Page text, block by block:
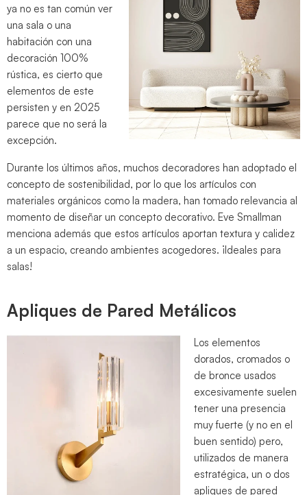
ya no es tan común ver
una sala o una
habitación con una
decoración 100%
rústica, es cierto que
elementos de este
persisten y en 2025
parece que no será la
excepción.
Durante los últimos años, muchos decoradores han adoptado el
concepto de sostenibilidad, por lo que los artículos con
materiales orgánicos como la madera, han tomado relevancia al
momento de diseñar un concepto decorativo. Eve Smallman
menciona además que estos artículos aportan textura y calidez
a un espacio, creando ambientes acogedores. ¡Ideales para
salas!
Apliques de Pared Metálicos
Los elementos
dorados, cromados o
de bronce usados
excesivamente suelen
tener una presencia
muy fuerte (y no en el
buen sentido) pero,
utilizados de manera
estratégica, un o dos
apliques de pared